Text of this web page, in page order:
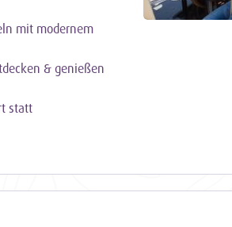
mit modernem
& genießen
statt